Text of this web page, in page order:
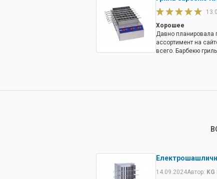
поддон но все
все равно очень
требуется тяжело.
там где
Хорошее
Давно планировала
ассортимент на
всего. Барбекю
14.09.2024Автор: